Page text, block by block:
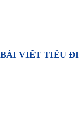
BÀI VIẾT TIÊU